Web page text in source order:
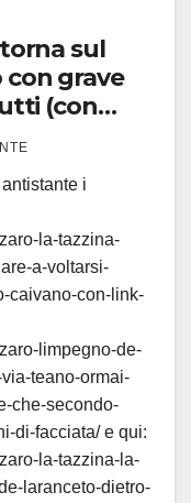
sul
con grave
(con
i
la-tazzina-
a-voltarsi-
caivano-con-link-
limpegno-de-
teano-ormai-
che-secondo-
di-facciata/ e qui:
la-tazzina-la-
laranceto-dietro-